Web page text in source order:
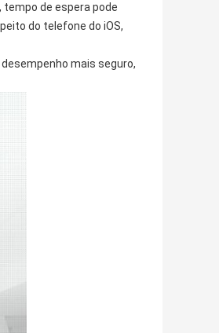
de espera pode
do telefone do iOS,
mais seguro,